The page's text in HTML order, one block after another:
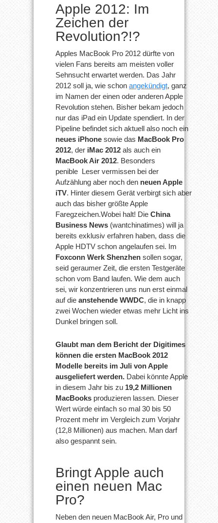
Apple 2012: Im
Zeichen der
Revolution?!?
Apples MacBook Pro 2012 dürfte von
vielen Fans bereits am meisten voller
Sehnsucht erwartet werden. Das Jahr
2012 soll ja, wie schon angekündigt, ganz
im Namen der einen oder anderen Apple
Revolution stehen. Bisher bekam jedoch
nur das iPad ein Update spendiert. In der
Pipeline befindet sich aktuell also noch ein
neues iPhone sowie das MacBook Pro
2012, der iMac 2012 als auch ein
MacBook Air 2012. Besonders
penible Leser vermissen bei der
Aufzählung aber noch den neuen Apple
iTV. Hinter diesem Gerät verbirgt sich aber
auch das bisher größte Apple
Faregzeichen.Wobei halt! Die China
Business News (wantchinatimes) will ja
bereits exklusiv erfahren haben, dass die
Apple HDTV schon angelaufen sei. Im
Foxconn Werk Shenzhen sollen sogar,
seid geraumer Zeit, die ersten Testgeräte
schon vom Band laufen. Wie dem auch
sei, wir konzentrieren uns nun erst einmal
auf die anstehende WWDC, die in knapp
zwei Wochen wieder etwas mehr Licht ins
Dunkel bringen soll.
Glaubt man dem Bericht der Digitimes
können die ersten MacBook 2012
Modelle bereits im Juli von Apple
ausgeliefert werden. Dabei könnte Apple
in diesem Jahr bis zu 19,2 Millionen
MacBooks produzieren lassen. Dieser
Wert würde einfach so mal 30 bis 50
Prozent mehr im Vergleich zum Vorjahr
(12,8 Millionen) aus machen. Man darf
also gespannt sein.
Bringt Apple auch
einen neuen Mac
Pro?
Neben den neuen MacBook Air, Pro und